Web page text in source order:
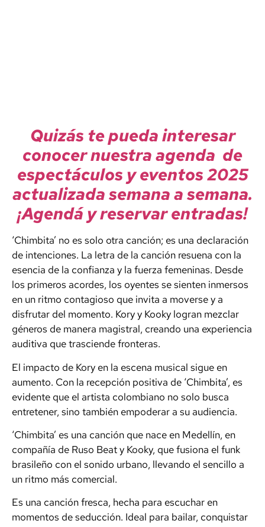
Quizás te pueda interesar
conocer nuestra agenda de
espectáculos y eventos 2025
actualizada semana a semana.
¡Agendá y reservar entradas!
‘Chimbita’ no es solo otra canción; es una declaración
de intenciones. La letra de la canción resuena con la
esencia de la confianza y la fuerza femeninas. Desde
los primeros acordes, los oyentes se sienten inmersos
en un ritmo contagioso que invita a moverse y a
disfrutar del momento. Kory y Kooky logran mezclar
géneros de manera magistral, creando una experiencia
auditiva que trasciende fronteras.
El impacto de Kory en la escena musical sigue en
aumento. Con la recepción positiva de ‘Chimbita’, es
evidente que el artista colombiano no solo busca
entretener, sino también empoderar a su audiencia.
‘Chimbita’ es una canción que nace en Medellín, en
compañía de Ruso Beat y Kooky, que fusiona el funk
brasileño con el sonido urbano, llevando el sencillo a
un ritmo más comercial.
Es una canción fresca, hecha para escuchar en
momentos de seducción. Ideal para bailar, conquistar